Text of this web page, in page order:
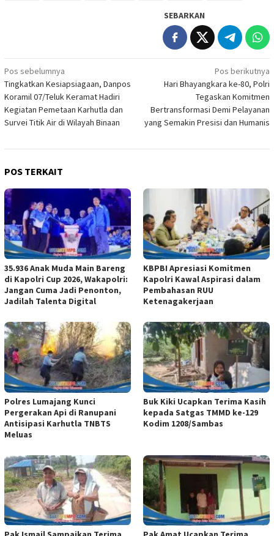
SEBARKAN
Navigasi
pos
Pos sebelumnya
Tingkatkan Kesiapsiagaan, Danpos
Koramil 07/Teluk Keramat Hadiri
Kegiatan Pemetaan Karhutla dan
Survei Titik Air di Wilayah Binaan
Pos berikutnya
Hari Bhayangkara ke-80, Polri
Tegaskan Komitmen
Bertransformasi Demi Pelayanan
yang Semakin Presisi dan Humanis
POS TERKAIT
35.936 Anak Muda Main Bareng
di Kapolri Cup 2026, Wakapolri:
Jangan Cuma Jadi Penonton,
Jadilah Talenta Digital
KBPBI Apresiasi Komitmen
Kapolri Kawal Aspirasi dalam
Pembahasan RUU
Ketenagakerjaan
Polres Lumajang Kunci
Pergerakan Api di Ranupani
Antisipasi Karhutla TNBTS
Meluas
Buk Kiki Ucapkan Terima Kasih
kepada Satgas TMMD ke-129
Kodim 1208/Sambas